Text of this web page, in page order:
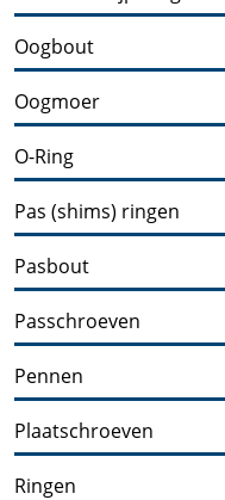
Oogbout
Oogmoer
O-Ring
Pas (shims) ringen
Pasbout
Passchroeven
Pennen
Plaatschroeven
Ringen